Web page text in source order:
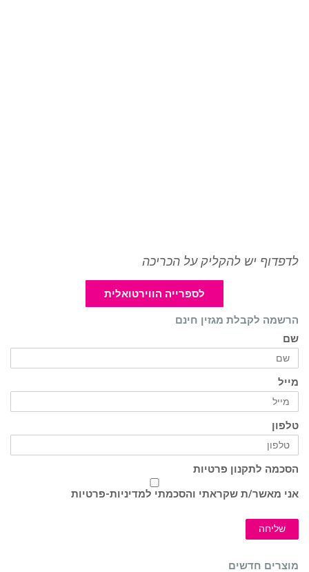
לדפדוף יש להקליק על הכריכה
לספרייה הווירטואלית
הרשמה לקבלת מגזין חינם
שם
מייל
טלפון
הסכמה לתקנון פרטיות
אני מאשר/ת שקראתי והסכמתי למדיניות-פרטיות
שליחה
מוצרים חדשים